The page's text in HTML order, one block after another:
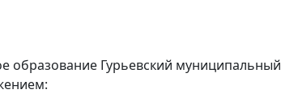
образование Гурьевский муниципальный